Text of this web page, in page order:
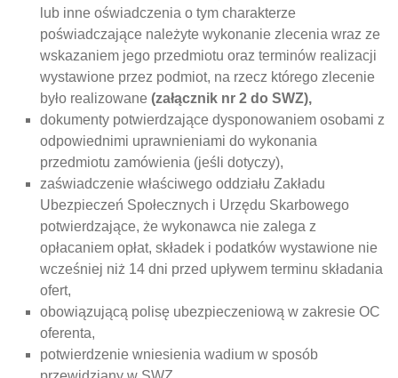
lub inne oświadczenia o tym charakterze
poświadczające należyte wykonanie zlecenia wraz ze
wskazaniem jego przedmiotu oraz terminów realizacji
wystawione przez podmiot, na rzecz którego zlecenie
było realizowane (załącznik nr 2 do SWZ),
dokumenty potwierdzające dysponowaniem osobami z
odpowiednimi uprawnieniami do wykonania
przedmiotu zamówienia (jeśli dotyczy),
zaświadczenie właściwego oddziału Zakładu
Ubezpieczeń Społecznych i Urzędu Skarbowego
potwierdzające, że wykonawca nie zalega z
opłacaniem opłat, składek i podatków wystawione nie
wcześniej niż 14 dni przed upływem terminu składania
ofert,
obowiązującą polisę ubezpieczeniową w zakresie OC
oferenta,
potwierdzenie wniesienia wadium w sposób